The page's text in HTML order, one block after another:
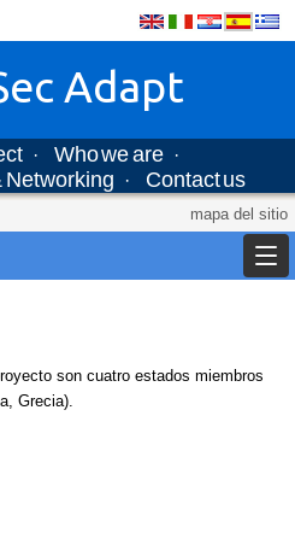
Adapt
· Who we are ·
Networking · Contact us
mapa del sitio
son cuatro estados miembros
Grecia).